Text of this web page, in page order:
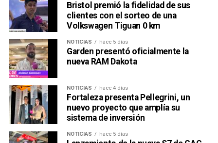
Una publicación compartida por Venus Media (@venusmediaoficial)
Bristol premió la fidelidad de sus
clientes con el sorteo de una
Volkswagen Tiguan 0 km
NOTICIAS hace 5 días
Garden presentó oficialmente la
nueva RAM Dakota
NOTICIAS hace 4 días
Fortaleza presenta Pellegrini, un
nuevo proyecto que amplía su
sistema de inversión
NOTICIAS hace 5 días